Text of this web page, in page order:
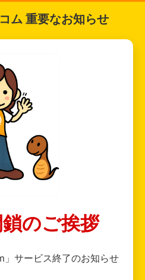
ム 重要なお知らせ
のご挨拶
」サービス終了のお知らせ